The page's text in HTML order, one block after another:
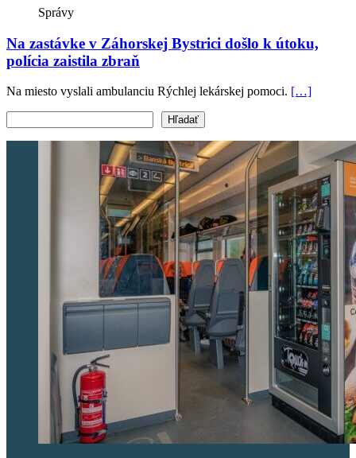
Správy
Na zastávke v Záhorskej Bystrici došlo k útoku,
polícia zaistila zbraň
Na miesto vyslali ambulanciu Rýchlej lekárskej pomoci. […]
Hľadať